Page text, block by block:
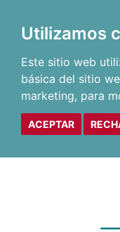
Utilizamos
Este sitio web
básica del sitio
marketing, para
ACEPTAR